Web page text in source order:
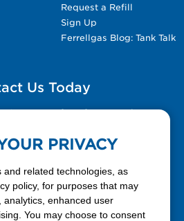
Request a Refill
Sign Up
Ferrellgas Blog: Tank Talk
Us Today
Contact Us form for general
337-7355
PRIVACY
and related technologies, as
policy, for purposes that may
analytics, enhanced user
You may choose to consent